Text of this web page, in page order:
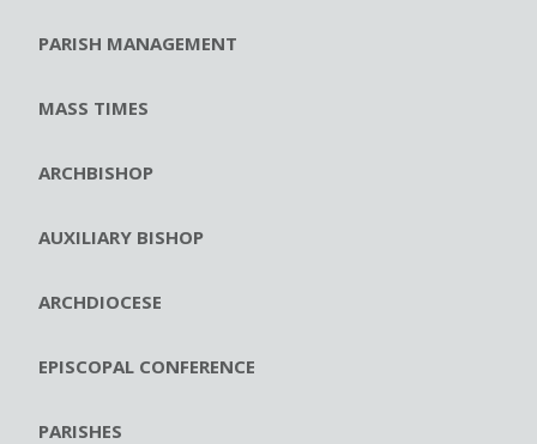
PARISH MANAGEMENT
MASS TIMES
ARCHBISHOP
AUXILIARY BISHOP
ARCHDIOCESE
EPISCOPAL CONFERENCE
PARISHES